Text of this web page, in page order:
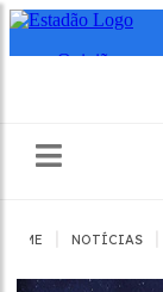
HOME NOTÍCIAS